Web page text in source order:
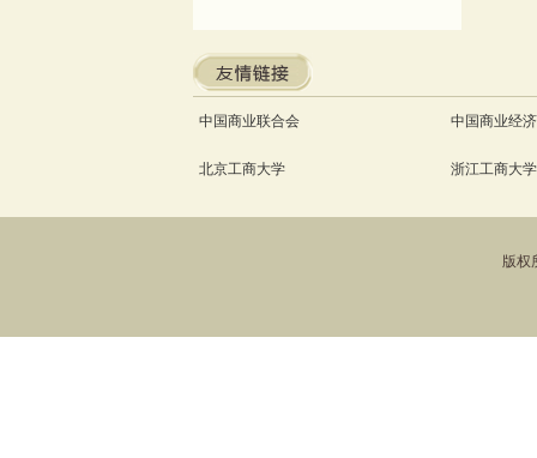
中国商业联合会 中国商业经
北京工商大学 浙江工商大学
版